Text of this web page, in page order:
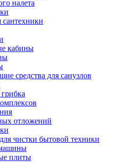
налета
сантехники
кабины
средства для санузлов
отложений
чистки бытовой техники
плиты